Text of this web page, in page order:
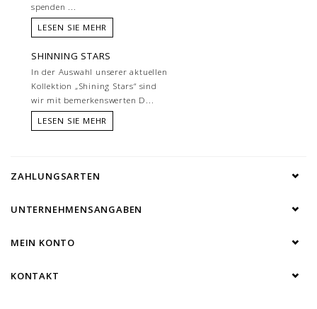
spenden ...
LESEN SIE MEHR
SHINNING STARS
In der Auswahl unserer aktuellen
Kollektion „Shining Stars“ sind
wir mit bemerkenswerten D...
LESEN SIE MEHR
ZAHLUNGSARTEN
UNTERNEHMENSANGABEN
MEIN KONTO
KONTAKT